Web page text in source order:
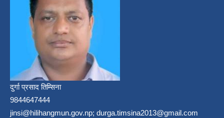
दुर्गा प्रसाद तिम्सिना
9844647444
jinsi@hilihangmun.gov.np; durga.timsina2013@gmail.com